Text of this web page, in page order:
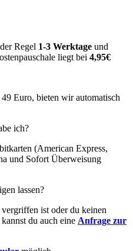
Regel 1-3 Werktage und
liegt bei 4,95€
Euro, bieten wir automatisch
ich?
(American Express,
und Sofort Überweisung
lassen?
ist oder du keinen
du auch eine Anfrage zur